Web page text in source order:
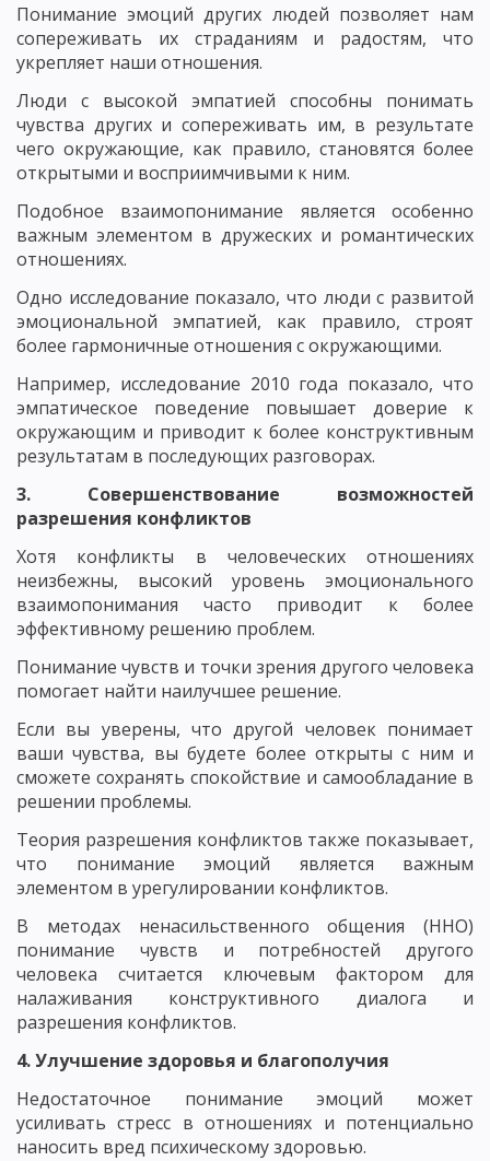
Понимание эмоций других людей позволяет нам
сопереживать их страданиям и радостям, что
укрепляет наши отношения.
Люди с высокой эмпатией способны понимать
чувства других и сопереживать им, в результате
чего окружающие, как правило, становятся более
открытыми и восприимчивыми к ним.
Подобное взаимопонимание является особенно
важным элементом в дружеских и романтических
отношениях.
Одно исследование показало, что люди с развитой
эмоциональной эмпатией, как правило, строят
более гармоничные отношения с окружающими.
Например, исследование 2010 года показало, что
эмпатическое поведение повышает доверие к
окружающим и приводит к более конструктивным
результатам в последующих разговорах.
3. Совершенствование возможностей
разрешения конфликтов
Хотя конфликты в человеческих отношениях
неизбежны, высокий уровень эмоционального
взаимопонимания часто приводит к более
эффективному решению проблем.
Понимание чувств и точки зрения другого человека
помогает найти наилучшее решение.
Если вы уверены, что другой человек понимает
ваши чувства, вы будете более открыты с ним и
сможете сохранять спокойствие и самообладание в
решении проблемы.
Теория разрешения конфликтов также показывает,
что понимание эмоций является важным
элементом в урегулировании конфликтов.
В методах ненасильственного общения (ННО)
понимание чувств и потребностей другого
человека считается ключевым фактором для
налаживания конструктивного диалога и
разрешения конфликтов.
4. Улучшение здоровья и благополучия
Недостаточное понимание эмоций может
усиливать стресс в отношениях и потенциально
наносить вред психическому здоровью.